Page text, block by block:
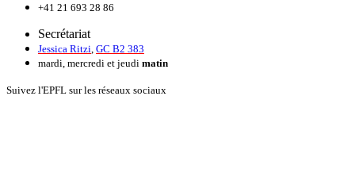
+41 21 693 28 86
Secrétariat
Jessica Ritzi GC B2 383
mardi, mercredi et jeudi matin
Suivez l'EPFL sur les réseaux sociaux